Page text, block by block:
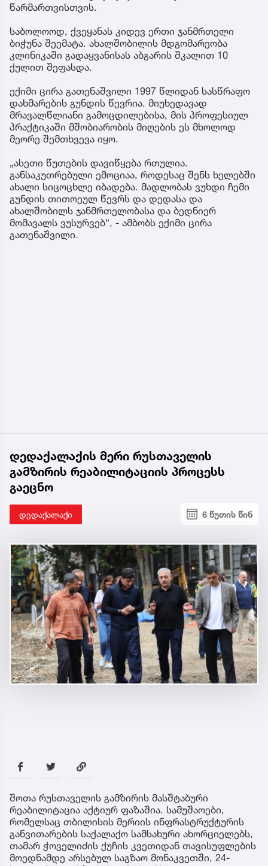
წარმართვისთვის.
საბოლოოდ, ქვეყანას კიდევ ერთი ჯანმრთელი
ბიჭუნა შეემატა. ახალშობილის მდგომარეობა
კლინიკაში გადაყვანისას აბგარის შკალით 10
ქულით შეფასდა.
ექიმი ცირა გათენაშვილი 1997 წლიდან სასწრაფო
დახმარების გუნდის წევრია. მიუხედავად
მრავალწლიანი გამოცდილებისა, მის პროფესიულ
პრაქტიკაში მშობიარობის მიღების ეს მხოლოდ
მეორე შემთხვევა იყო.
„ასეთი წუთების დავიწყება რთულია.
განსაკუთრებული ემოციაა, როდესაც შენს ხელებში
ახალი სიცოცხლე იბადება. მადლობას ვუხდი ჩემი
გუნდის თითოეულ წევრს და დედასა და
ახალშობილს ჯანმრთელობასა და ბედნიერ
მომავალს ვუსურვებ“, - ამბობს ექიმი ცირა
გათენაშვილი.
დედაქალაქის მერი რუსთაველის
გამზირის რეაბილიტაციის პროცესს
გაეცნო
დედაქალაქი 6 წუთის წინ
შოთა რუსთაველის გამზირის მასშტაბური
რეაბილიტაცია აქტიურ ფაზაშია. სამუშაოები,
რომელსაც თბილისის მერიის ინფრასტრუქტურის
განვითარების საქალაქო სამსახური ახორციელებს,
თამარ ჭოველიძის ქუჩის კვეთიდან თავისუფლების
მოედნამდე არსებულ საგზაო მონაკვეთში, 24-